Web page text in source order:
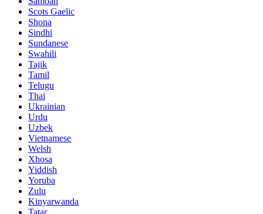
Scots Gaelic
Shona
Sindhi
Sundanese
Swahili
Tajik
Tamil
Telugu
Thai
Ukrainian
Urdu
Uzbek
Vietnamese
Welsh
Xhosa
Yiddish
Yoruba
Zulu
Kinyarwanda